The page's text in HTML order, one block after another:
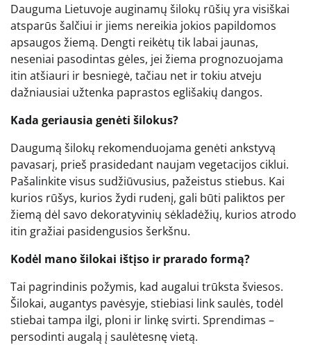
Dauguma Lietuvoje auginamų šilokų rūšių yra visiškai
atsparūs šalčiui ir jiems nereikia jokios papildomos
apsaugos žiemą. Dengti reikėtų tik labai jaunas,
neseniai pasodintas gėles, jei žiema prognozuojama
itin atšiauri ir besniegė, tačiau net ir tokiu atveju
dažniausiai užtenka paprastos eglišakių dangos.
Kada geriausia genėti šilokus?
Daugumą šilokų rekomenduojama genėti ankstyvą
pavasarį, prieš prasidedant naujam vegetacijos ciklui.
Pašalinkite visus sudžiūvusius, pažeistus stiebus. Kai
kurios rūšys, kurios žydi rudenį, gali būti paliktos per
žiemą dėl savo dekoratyvinių sėkladėžių, kurios atrodo
itin gražiai pasidengusios šerkšnu.
Kodėl mano šilokai ištįso ir prarado formą?
Tai pagrindinis požymis, kad augalui trūksta šviesos.
Šilokai, augantys pavėsyje, stiebiasi link saulės, todėl
stiebai tampa ilgi, ploni ir linkę svirti. Sprendimas –
persodinti augalą į saulėtesnę vietą.